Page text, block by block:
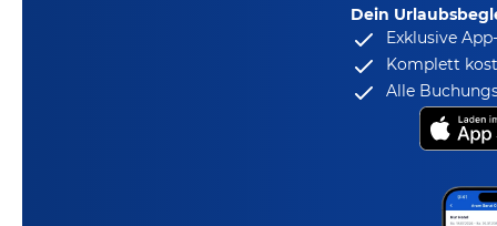
Dein
Exklusive
Komplett
Alle